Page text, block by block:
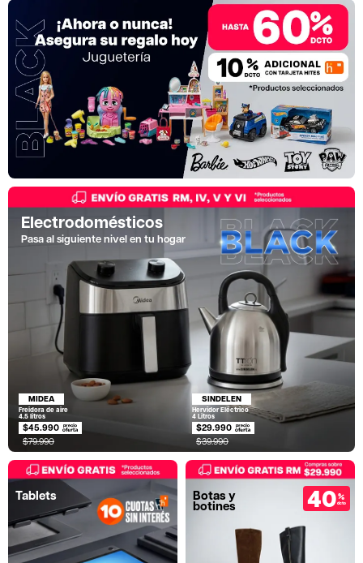
Electrodomésticos
Pasa al siguiente nivel en tu hogar
MIDEA
Freidora de aire
4.5 litros
$45.990
$79.990
SINDELEN
Hervidor Eléctrico
4 Litros
$29.990
$39.990
Tablets Botas y
botines 40%
dcto